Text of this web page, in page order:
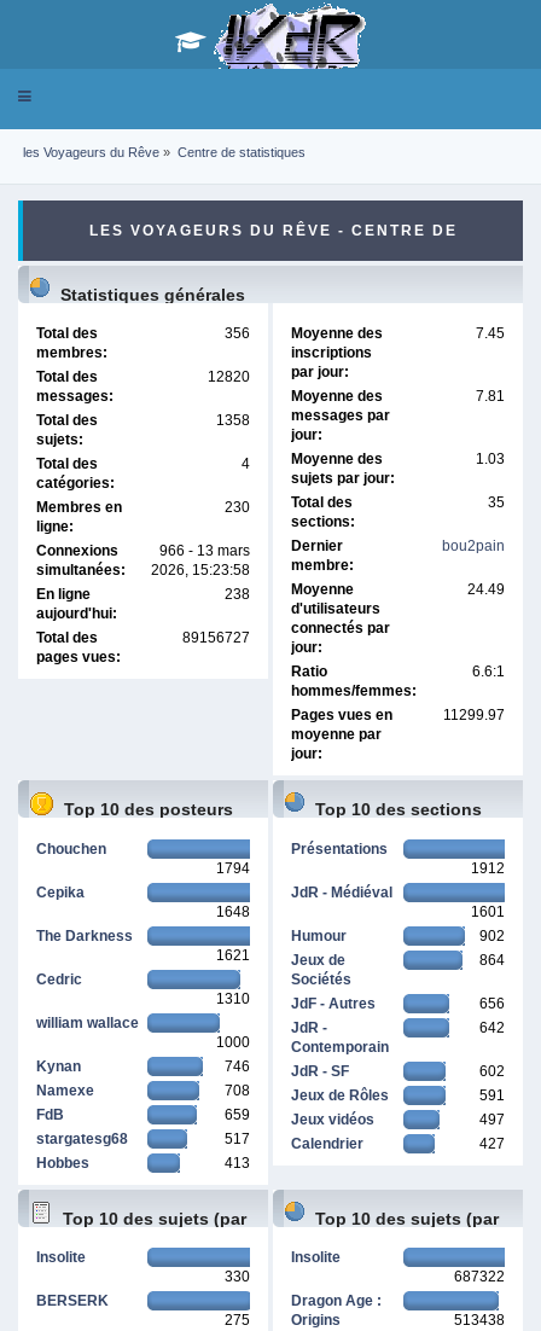
Toggle
les Voyageurs du Rêve » Centre de statistiques
LES VOYAGEURS DU RÊVE - CENTRE DE
STATISTIQUES
Statistiques générales
Total des
membres:
356
Total des
messages:
12820
Total des
sujets:
1358
Total des
catégories:
4
Membres en
ligne:
230
Connexions
simultanées:
966 - 13 mars
2026, 15:23:58
En ligne
aujourd'hui:
238
Total des
pages vues:
89156727
Moyenne des
inscriptions
par jour:
7.45
Moyenne des
messages par
jour:
7.81
Moyenne des
sujets par jour:
1.03
Total des
sections:
35
Dernier
membre:
bou2pain
Moyenne
d'utilisateurs
connectés par
jour:
24.49
Ratio
hommes/femmes:
6.6:1
Pages vues en
moyenne par
jour:
11299.97
Top 10 des posteurs
Chouchen
1794
Cepika
1648
The Darkness
1621
Cedric
1310
william wallace
1000
Kynan
746
Namexe
708
FdB
659
stargatesg68
517
Hobbes
413
Top 10 des sections
Présentations
1912
JdR - Médiéval
1601
Humour
902
Jeux de
Sociétés
864
JdF - Autres
656
JdR -
Contemporain
642
JdR - SF
602
Jeux de Rôles
591
Jeux vidéos
497
Calendrier
427
Top 10 des sujets (par
Insolite
330
BERSERK
275
Top 10 des sujets (par
Insolite
687322
Dragon Age :
Origins
513438